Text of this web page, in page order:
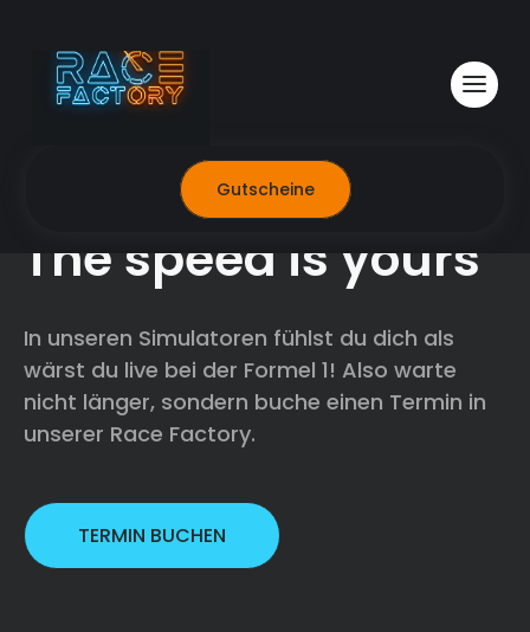
Gutscheine
The speed is yours
In unseren Simulatoren fühlst du dich als
wärst du live bei der Formel 1! Also warte
nicht länger, sondern buche einen Termin in
unserer Race Factory.
TERMIN BUCHEN